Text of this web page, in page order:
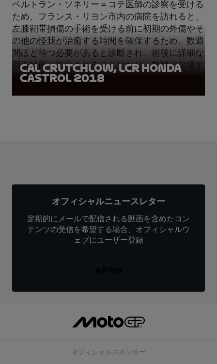
ベルトラン・ソネリー＝コテ医師の診察を受ける
ため、フランス・リヨン市内の病院を訪れると、
左膝靭帯損傷の手術を受ける前に初期の外傷やそ
の他の怪我が治癒する時間を確保するため、数週
間ほど待つ必要があると診断され、術後に詳細な
回復計画が策定されることになり、数戦に欠場す
る。
Cal Crutchlow, LCR Honda
Castrol 2018
オフィシャルニュースレター
定期的にメールで配信される動画を含めたコン
テンツの受信を希望する場合、オフィシャルウ
ェブにユーザー登録
オフィシャルスポンサー